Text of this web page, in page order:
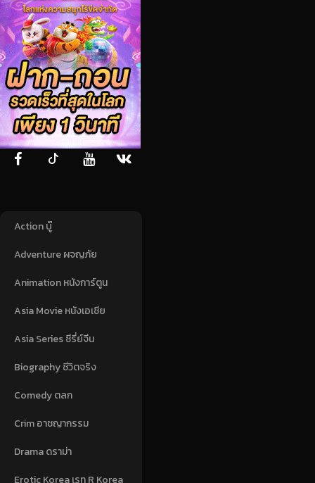
Action บู๊
Adventure ผจญภัย
Animation หนังการ์ตูน
Asia Movie หนังเอเชีย
Asia Series ซีรี่ย์จีน
Biography ชีวิตจริง
Comedy ตลก
Crim อาชญากรรม
Drama ดราม่า
Erotic Korea เรท R Korea